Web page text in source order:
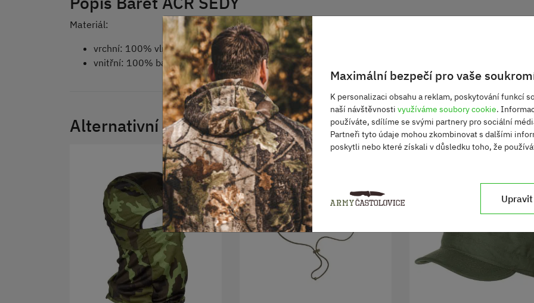
Materiál:
vrchní: 100% vlna
vnitřní: 100% bavlna
Alternativní produkty
Maximální bezpečí pro vaše
K personalizaci obsahu a reklam, poskytování funkcí
naší návštěvnosti využíváme soubory cookie.
používáte, sdílíme se svými partnery pro sociální
Partneři tyto údaje mohou zkombinovat s dalšími
poskytli nebo které získali v důsledku toho, že
Upravit